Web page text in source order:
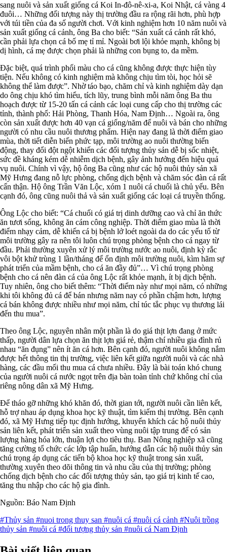
sang nuôi và sản xuất giống cá Koi In-đô-nê-xi-a, Koi Nhật, cá vàng 4
đuôi… Những đối tượng này thị trường đầu ra rộng rãi hơn, phù hợp
với túi tiền của đa số người chơi. Với kinh nghiệm hơn 10 năm nuôi và
sản xuất giống cá cảnh, ông Ba cho biết: “Sản xuất cá cảnh rất khó,
cần phải lựa chọn cá bố mẹ tỉ mỉ. Ngoài bơi lội khỏe mạnh, không bị
dị hình, cá mẹ được chọn phải là những con bụng to, da mềm.
Đặc biệt, quá trình phối màu cho cá cũng không được thực hiện tùy
tiện. Nếu không có kinh nghiệm mà không chịu tìm tòi, học hỏi sẽ
không thể làm được”. Nhờ táo bạo, chăm chỉ và kinh nghiệm dày dạn
do ông chịu khó tìm hiểu, tích lũy, trung bình mỗi năm ông Ba thu
hoạch được từ 15-20 tấn cá cảnh các loại cung cấp cho thị trường các
tỉnh, thành phố: Hải Phòng, Thanh Hóa, Nam Định… Ngoài ra, ông
còn sản xuất được hơn 40 vạn cá giống/năm để nuôi và bán cho những
người có nhu cầu nuôi thương phẩm. Hiện nay đang là thời điểm giao
mùa, thời tiết diễn biến phức tạp, môi trường ao nuôi thường biến
động, thay đổi đột ngột khiến các đối tượng thủy sản dễ bị sốc nhiệt,
sức đề kháng kém dễ nhiễm dịch bệnh, gây ảnh hưởng đến hiệu quả
vụ nuôi. Chính vì vậy, hộ ông Ba cũng như các hộ nuôi thủy sản xã
Mỹ Hưng đang nỗ lực phòng, chống dịch bệnh và chăm sóc đàn cá rất
cẩn thận. Hộ ông Trần Văn Lộc, xóm 1 nuôi cá chuối là chủ yếu. Bên
cạnh đó, ông cũng nuôi thả và sản xuất giống các loại cá truyền thống.
Ông Lộc cho biết: “Cá chuối có giá trị dinh dưỡng cao và chỉ ăn thức
ăn tươi sống, không ăn cám công nghiệp. Thời điểm giao mùa là thời
điểm nhạy cảm, dễ khiến cá bị bệnh lở loét ngoài da do các yếu tố từ
môi trường gây ra nên tôi luôn chú trọng phòng bệnh cho cá ngay từ
đầu. Phải thường xuyên xử lý môi trường nước ao nuôi, định kỳ rắc
vôi bột khử trùng 1 lần/tháng để ổn định môi trường nuôi, kìm hãm sự
phát triển của mầm bệnh, cho cá ăn đầy đủ”… Vì chú trọng phòng
bệnh cho cá nên đàn cá của ông Lộc rất khỏe mạnh, ít bị dịch bệnh.
Tuy nhiên, ông cho biết thêm: “Thời điểm này như mọi năm, có những
khi tôi không đủ cá để bán nhưng năm nay có phần chậm hơn, lượng
cá bán không được nhiều như mọi năm, chỉ túc tắc phục vụ thương lái
đến thu mua”.
Theo ông Lộc, nguyên nhân một phần là do giá thịt lợn đang ở mức
thấp, người dân lựa chọn ăn thịt lợn giá rẻ, thậm chí nhiều gia đình rủ
nhau “ăn đụng” nên ít ăn cá hơn. Bên cạnh đó, người nuôi không nắm
được hết thông tin thị trường, việc liên kết giữa người nuôi và các nhà
hàng, các đầu mối thu mua cá chưa nhiều. Đây là bài toán khó chung
của người nuôi cá nước ngọt trên địa bàn toàn tỉnh chứ không chỉ của
riêng nông dân xã Mỹ Hưng.
Để tháo gỡ những khó khăn đó, thời gian tới, người nuôi cần liên kết,
hỗ trợ nhau áp dụng khoa học kỹ thuật, tìm kiếm thị trường. Bên cạnh
đó, xã Mỹ Hưng tiếp tục định hướng, khuyến khích các hộ nuôi thủy
sản liên kết, phát triển sản xuất theo vùng nuôi tập trung để có sản
lượng hàng hóa lớn, thuận lợi cho tiêu thụ. Ban Nông nghiệp xã cũng
tăng cường tổ chức các lớp tập huấn, hướng dẫn các hộ nuôi thủy sản
chú trọng áp dụng các tiến bộ khoa học kỹ thuật trong sản xuất,
thường xuyên theo dõi thông tin và nhu cầu của thị trường; phòng
chống dịch bệnh cho các đối tượng thủy sản, tạo giá trị kinh tế cao,
tăng thu nhập cho các hộ gia đình.
Nguồn: Báo Nam Định
#Thủy sản #nuoi trong thuy san #nuôi cá #nuôi cá cảnh #Nuôi trồng
thủy sản #nuôi cá #đối tượng thủy sản #nuôi cá Nam Định